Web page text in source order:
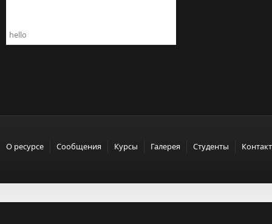
hello
О ресурсе Сообщения Курсы Галерея Студенты